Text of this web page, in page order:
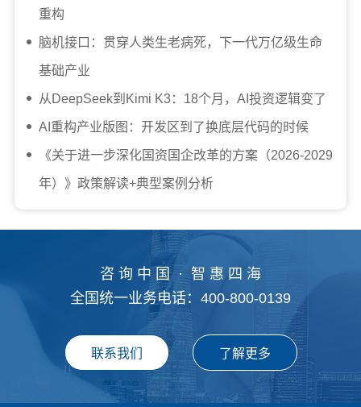
重构
脑机接口：贯穿人类生老病死，下一代万亿级生命
基础产业
从DeepSeek到Kimi K3：18个月，AI投资逻辑变了
AI重构产业版图：开发区到了换底层代码的时候
《关于进一步深化国资国企改革的方案（2026-2029
年）》政策解读+典型案例分析
咨 询 中 国 · 智 惠 四 海
全国统一业务电话：400-800-0139